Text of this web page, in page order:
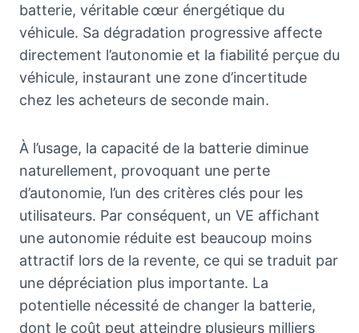
batterie, véritable cœur énergétique du
véhicule. Sa dégradation progressive affecte
directement l’autonomie et la fiabilité perçue du
véhicule, instaurant une zone d’incertitude
chez les acheteurs de seconde main.
À l’usage, la capacité de la batterie diminue
naturellement, provoquant une perte
d’autonomie, l’un des critères clés pour les
utilisateurs. Par conséquent, un VE affichant
une autonomie réduite est beaucoup moins
attractif lors de la revente, ce qui se traduit par
une dépréciation plus importante. La
potentielle nécessité de changer la batterie,
dont le coût peut atteindre plusieurs milliers